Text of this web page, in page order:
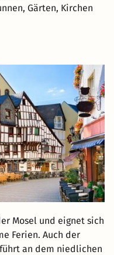
Gärten, Kirchen
Mosel und eignet sich
Ferien. Auch der
an dem niedlichen